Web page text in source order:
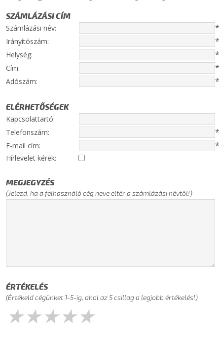
SZÁMLÁZÁSI CÍM
Számlázási név:
*
Irányítószám: *
Helység: *
Cím: *
Adószám: *
ELÉRHETŐSÉGEK
Kapcsolattartó:
Telefonszám:
*
E-mail cím: *
Hírlevelet kérek:
MEGJEGYZÉS
(Jelezd, ha a felhasználó cég neve eltér a számlázási névtől!)
ÉRTÉKELÉS
(Értékeld cégünket 1-5-ig, ahol az 5 csillag a legjobb értékelés!)
★★★★★